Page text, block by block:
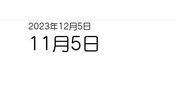
ずらん ゆり
11月5日
2023年12月5日